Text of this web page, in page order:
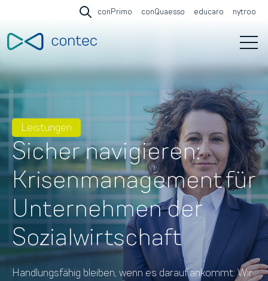
Open search
conPrimo conQuaesso educaro nytroo
Leistungen
Sicher navigieren:
Krisenmanagement für
Unternehmen der
Sozialwirtschaft
Handlungsfähig bleiben, wenn es darauf ankommt: Wir